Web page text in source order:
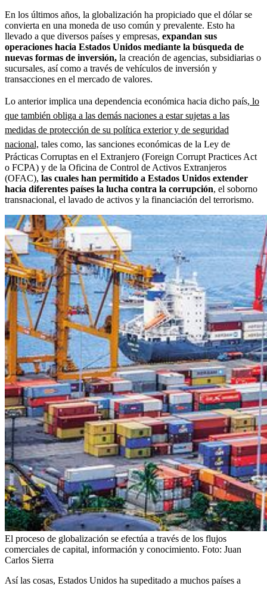
En los últimos años, la globalización ha propiciado que el dólar se
convierta en una moneda de uso común y prevalente. Esto ha
llevado a que diversos países y empresas, expandan sus
operaciones hacia Estados Unidos mediante la búsqueda de
nuevas formas de inversión, la creación de agencias, subsidiarias o
sucursales, así como a través de vehículos de inversión y
transacciones en el mercado de valores.
Lo anterior implica una dependencia económica hacia dicho país, lo
que también obliga a las demás naciones a estar sujetas a las
medidas de protección de su política exterior y de seguridad
nacional, tales como, las sanciones económicas de la Ley de
Prácticas Corruptas en el Extranjero (Foreign Corrupt Practices Act
o FCPA) y de la Oficina de Control de Activos Extranjeros
(OFAC), las cuales han permitido a Estados Unidos extender
hacia diferentes países la lucha contra la corrupción, el soborno
transnacional, el lavado de activos y la financiación del terrorismo.
El proceso de globalización se efectúa a través de los flujos
comerciales de capital, información y conocimiento. Foto: Juan
Carlos Sierra
Así las cosas, Estados Unidos ha supeditado a muchos países a